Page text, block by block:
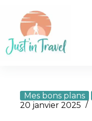
Mes bons plans
20 janvier 2025